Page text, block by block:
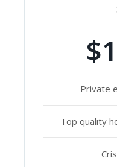
Private
Top quality